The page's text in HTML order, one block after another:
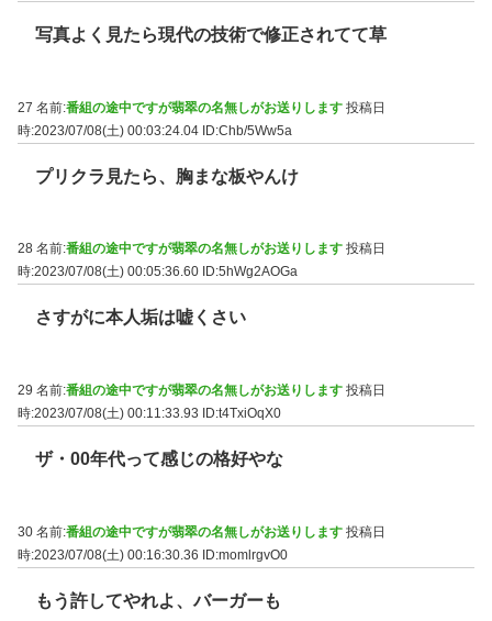
写真よく見たら現代の技術で修正されてて草
27 名前:番組の途中ですが翡翠の名無しがお送りします 投稿日
時:2023/07/08(土) 00:03:24.04 ID:Chb/5Ww5a
プリクラ見たら、胸まな板やんけ
28 名前:番組の途中ですが翡翠の名無しがお送りします 投稿日
時:2023/07/08(土) 00:05:36.60 ID:5hWg2AOGa
さすがに本人垢は嘘くさい
29 名前:番組の途中ですが翡翠の名無しがお送りします 投稿日
時:2023/07/08(土) 00:11:33.93
ID:t4TxiOqX0
ザ・00年代って感じの格好やな
30 名前:番組の途中ですが翡翠の名無しがお送りします 投稿日
時:2023/07/08(土) 00:16:30.36 ID:momlrgvO0
もう許してやれよ、バーガーも